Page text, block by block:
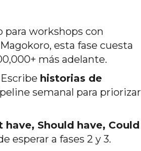
para workshops con
esta fase cuesta
más adelante.
historias de
semanal para priorizar
have, Should have, Could
esperar a fases 2 y 3.